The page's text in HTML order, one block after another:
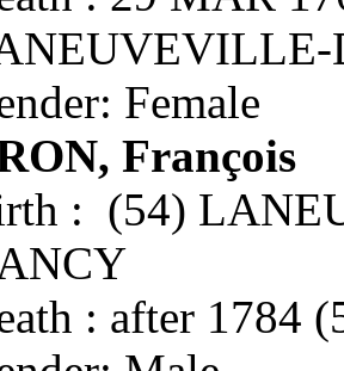
Female
François
: (54)
: after 1784